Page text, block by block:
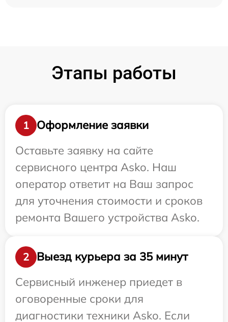
Этапы работы
1
Оформление заявки
Оставьте заявку на сайте
сервисного центра Asko. Наш
оператор ответит на Ваш запрос
для уточнения стоимости и сроков
ремонта Вашего устройства Asko.
2
Выезд курьера за 35 минут
Сервисный инженер приедет в
оговоренные сроки для
диагностики техники Asko. Если